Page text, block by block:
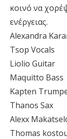
κοινό να
ενέργειας.
Alexandra
Tsop Vocals
Liolio Guitar
Maquitto Bass
Kapten
Thanos Sax
Alexx
Thomas